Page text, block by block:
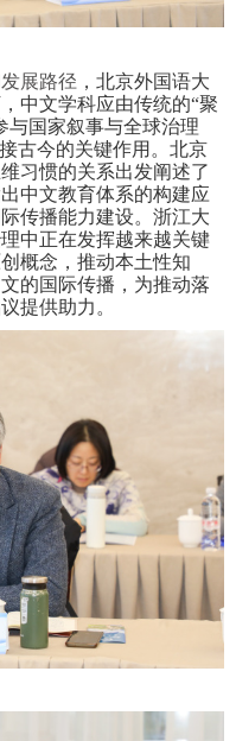
展路径 ，北京外国语大
中文学科应由传统的“聚
与国家叙事与全球治理
古今的关键作用。北京
习惯的关系出发阐述了
中文教育体系的构建应
传播能力建设。浙江大
中正在发挥越来越关键
概念，推动本土性知
的国际传播，为推动落
提供助力。